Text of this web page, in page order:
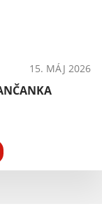
15. MÁJ 2026